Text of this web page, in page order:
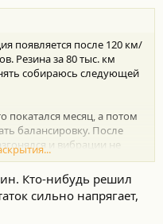
появляется после 120 км/
Резина за 80 тыс. км
собираюсь следующей
покатался месяц, а потом
балансировку. После
и вибрации не
заметил, что 120-
трясётся. Как доехал до
дисбаланс.
Стало заметно лучше, но
Кто-нибудь решил
сильно напрягает,